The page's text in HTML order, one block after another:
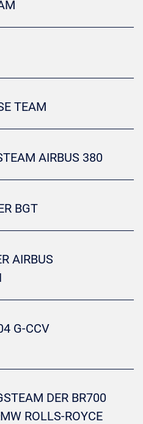
TEAM
AIRBUS 380
BGT
AIRBUS
G-CCV
DER BR700
ROLLS-ROYCE